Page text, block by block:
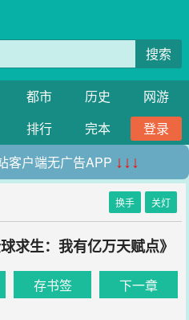
搜索
都市 历史
网游
排行 完本
登录
客户端无广告APP ↓↓↓
换手 关灯
求生：我有亿万天赋点》
存书签 下一章